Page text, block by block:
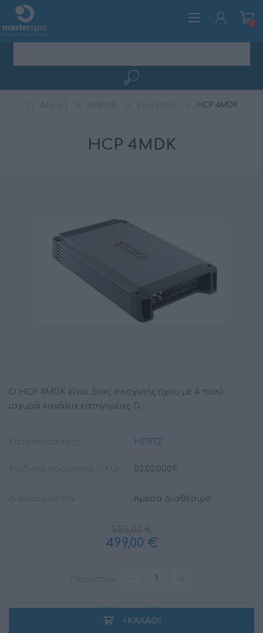
0
HCP 4MDK
HCP 4MDK
Ο HCP 4MDK είναι ένας ενισχυτής ήχου με 4 πολύ
ισχυρά κανάλια κατηγορίας D.
HERTZ
02.02.0009
Άμεσα Διαθέσιμο
499,00 €
+ΚΑΛΆΘΙ